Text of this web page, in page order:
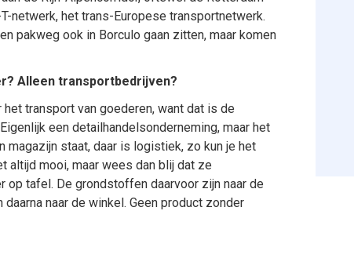
netwerk, het trans-Europese transportnetwerk.
pakweg ook in Borculo gaan zitten, maar komen
Alleen transportbedrijven?
transport van goederen, want dat is de
een detailhandelsonderneming, maar het
staat, daar is logistiek, zo kun je het
altijd mooi, maar wees dan blij dat ze
op tafel. De grondstoffen daarvoor zijn naar de
naar de winkel. Geen product zonder